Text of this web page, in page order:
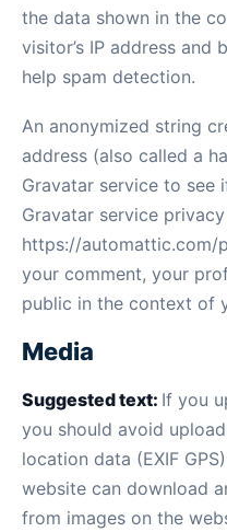
the data shown in the
visitor’s IP address and
help spam detection.
An anonymized string
address (also called a
Gravatar service to see
Gravatar service
https://automattic.com/
your comment, your
public in the context of
Media
Suggested text: If you
you should avoid
location data (EXIF
website can download
from images on the